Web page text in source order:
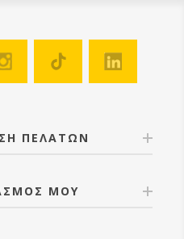
ΠΕΛΑΤΩΝ
ΜΟΥ